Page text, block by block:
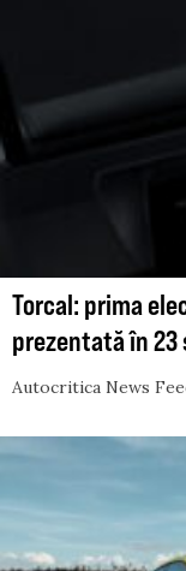
Torcal: prima
prezentată în
Autocritica News